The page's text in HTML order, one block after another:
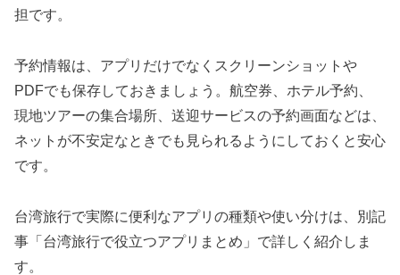
担です。
予約情報は、アプリだけでなくスクリーンショットや
PDFでも保存しておきましょう。航空券、ホテル予約、
現地ツアーの集合場所、送迎サービスの予約画面などは、
ネットが不安定なときでも見られるようにしておくと安心
です。
台湾旅行で実際に便利なアプリの種類や使い分けは、別記
事「台湾旅行で役立つアプリまとめ」で詳しく紹介しま
す。